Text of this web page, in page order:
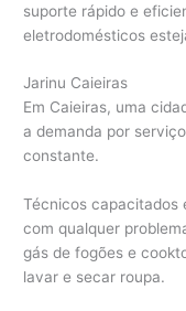
suporte rápido e
eletrodomésticos
Jarinu Caieiras
Em Caieiras, uma
a demanda por
constante.
Técnicos capacitados
com qualquer
gás de fogões e
lavar e secar roupa.